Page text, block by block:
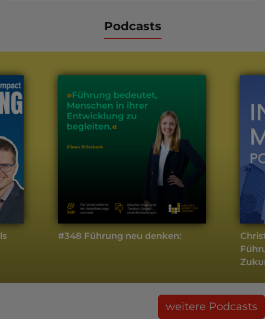
Podcasts
#348 Führung neu denken:
weitere Podcasts